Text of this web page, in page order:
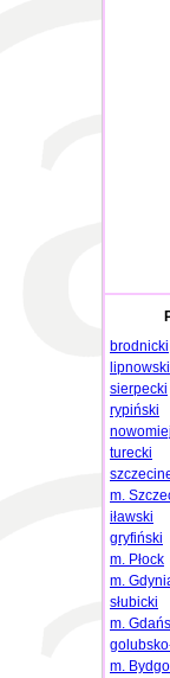
brodnicki
lipnowski
sierpecki
rypiński
turecki
m.
iławski
gryfiński
m. Płock
m.
słubicki
m.
m.